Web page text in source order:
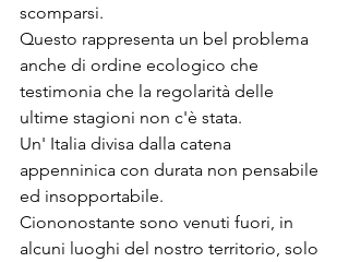
scomparsi.
Questo rappresenta un bel problema
anche di ordine ecologico che
testimonia che la regolarità delle
ultime stagioni non c'è stata.
Un' Italia divisa dalla catena
appenninica con durata non pensabile
ed insopportabile.
Ciononostante sono venuti fuori, in
alcuni luoghi del nostro territorio, solo